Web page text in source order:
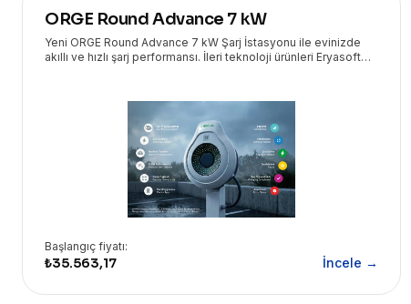
ORGE Round Advance 7 kW
Yeni ORGE Round Advance 7 kW Şarj İstasyonu ile evinizde
akıllı ve hızlı şarj performansı. İleri teknoloji ürünleri Eryasoft
Başlangıç fiyatı:
₺35.563,17 İncele →